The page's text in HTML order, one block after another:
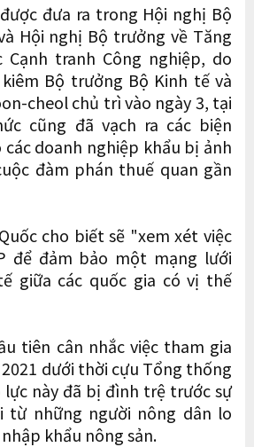
đưa ra trong Hội nghị Bộ
Hội nghị Bộ trưởng về Tăng
Cạnh tranh Công nghiệp, do
Bộ trưởng Bộ Kinh tế và
cheol chủ trì vào ngày 3, tại
cũng đã vạch ra các biện
doanh nghiệp khẩu bị ảnh
đàm phán thuế quan gần
cho biết sẽ "xem xét việc
để đảm bảo một mạng lưới
giữa các quốc gia có vị thế
tiên cân nhắc việc tham gia
2021 dưới thời cựu Tổng thống
lực này đã bị đình trệ trước sự
từ những người nông dân lo
khẩu nông sản.